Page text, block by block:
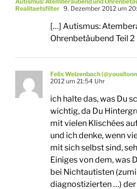
Realitaetsfilter 9. Dezember 2012 um
[…] Autismus:
Ohrenbetäubend Teil
Felix Welzenbach
2012 um 21:54 Uhr
ich halte das, was Du
wichtig, da Du
mit vielen Klischées
und ich denke, wenn
mit sich selbst sind,
Einiges von dem, was
bei Nichtautisten
diagnostizierten …) der